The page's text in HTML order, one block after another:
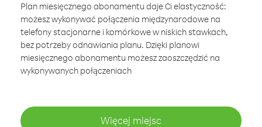
Plan miesięcznego abonamentu daje Ci elastyczność:
możesz wykonywać połączenia międzynarodowe na
telefony stacjonarne i komórkowe w niskich stawkach,
bez potrzeby odnawiania planu. Dzięki planowi
miesięcznego abonamentu możesz zaoszczędzić na
wykonywanych połączeniach
Więcej miejsc